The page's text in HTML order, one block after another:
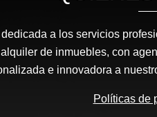
a los servicios
de inmuebles, con
e innovadora a
Políticas de